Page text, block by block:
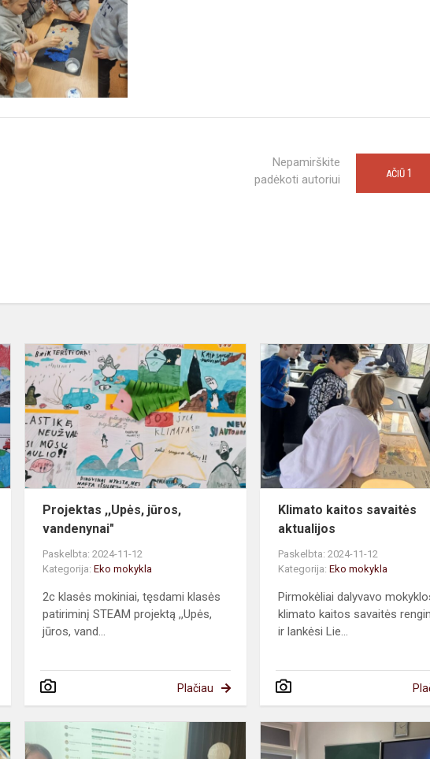
Nepamirškite
padėkoti autoriui
AČIŪ 1
Klimato
kaitos
renginiai
Projektas
,,Upės,
jūros,
vandenynai"
Projektas ,,Upės, jūros,
vandenynai"
Paskelbta: 2024-11-12
Kategorija:Eko mokykla
2c klasės mokiniai, tęsdami klasės
patiriminį STEAM projektą ,,Upės,
jūros, vand...
Plačiau
Klimato kaitos savaitės
aktualijos
Paskelbta: 2024-11-12
Kategorija:Eko mokykla
Pirmokėliai dalyvavo
klimato kaitos savaitės
ir lankėsi Lie...
Pamokos
Lietuvos
Protmūšis
„Veikti